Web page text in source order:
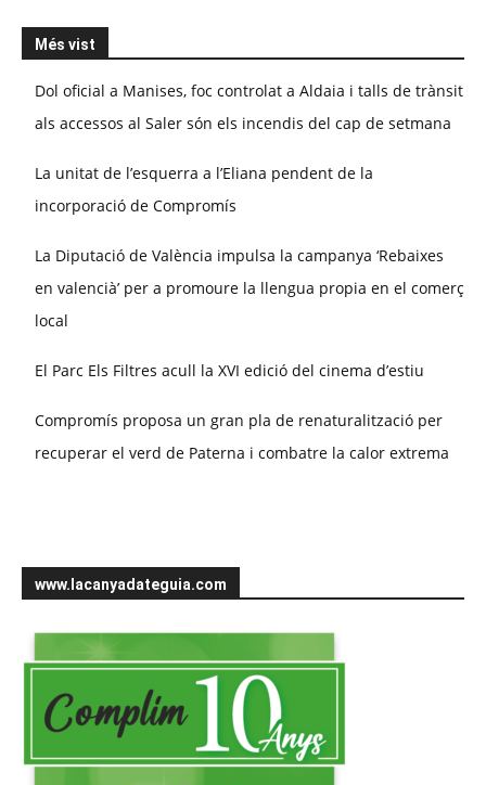
Més vist
Dol oficial a Manises, foc controlat a Aldaia i talls de trànsit
als accessos al Saler són els incendis del cap de setmana
La unitat de l’esquerra a l’Eliana pendent de la
incorporació de Compromís
La Diputació de València impulsa la campanya ‘Rebaixes
en valencià’ per a promoure la llengua propia en el comerç
local
El Parc Els Filtres acull la XVI edició del cinema d’estiu
Compromís proposa un gran pla de renaturalització per
recuperar el verd de Paterna i combatre la calor extrema
www.lacanyadateguia.com